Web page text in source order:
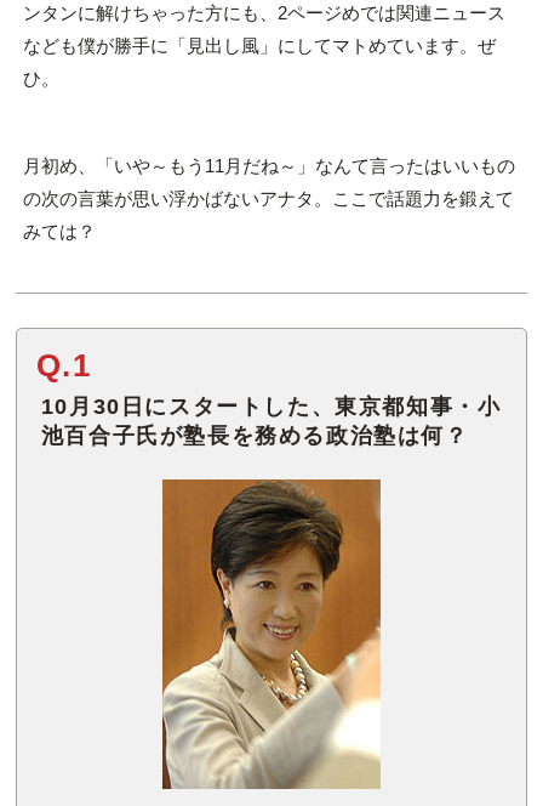
ンタンに解けちゃった方にも、2ページめでは関連ニュース
なども僕が勝手に「見出し風」にしてマトめています。ぜ
ひ。
月初め、「いや～もう11月だね～」なんて言ったはいいもの
の次の言葉が思い浮かばないアナタ。ここで話題力を鍛えて
みては？
Q.1
10月30日にスタートした、東京都知事・小
池百合子氏が塾長を務める政治塾は何？